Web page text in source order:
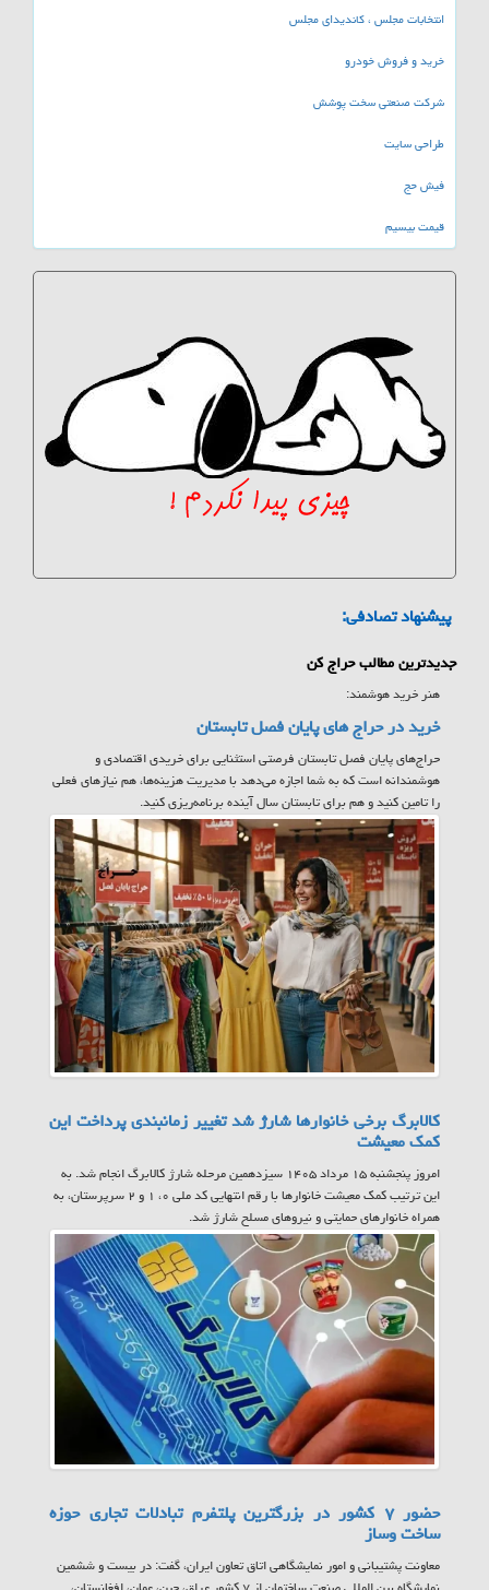
انتخابات مجلس ، کاندیدای مجلس
خرید و فروش خودرو
شرکت صنعتی سخت پوشش
طراحی سایت
فیش حج
قیمت بیسیم
پیشنهاد تصادفی:
جدیدترین مطالب حراج کن
هنر خرید هوشمند:
خرید در حراج های پایان فصل تابستان
حراج‌های پایان فصل تابستان فرصتی استثنایی برای خریدی اقتصادی و
هوشمندانه است که به شما اجازه می‌دهد با مدیریت هزینه‌ها، هم نیازهای فعلی
را تامین کنید و هم برای تابستان سال آینده برنامه‌ریزی کنید.
کالابرگ برخی خانوارها شارژ شد تغییر زمانبندی پرداخت این
کمک معیشت
امروز پنجشنبه ۱۵ مرداد ۱۴۰۵ سیزدهمین مرحله شارژ کالابرگ انجام شد. به
این ترتیب کمک معیشت خانوارها با رقم انتهایی کد ملی ۰، ۱ و ۲ سرپرستان، به
همراه خانوارهای حمایتی و نیروهای مسلح شارژ شد.
حضور ۷ کشور در بزرگترین پلتفرم تبادلات تجاری حوزه
ساخت وساز
معاونت پشتیبانی و امور نمایشگاهی اتاق تعاون ایران، گفت: در بیست و ششمین